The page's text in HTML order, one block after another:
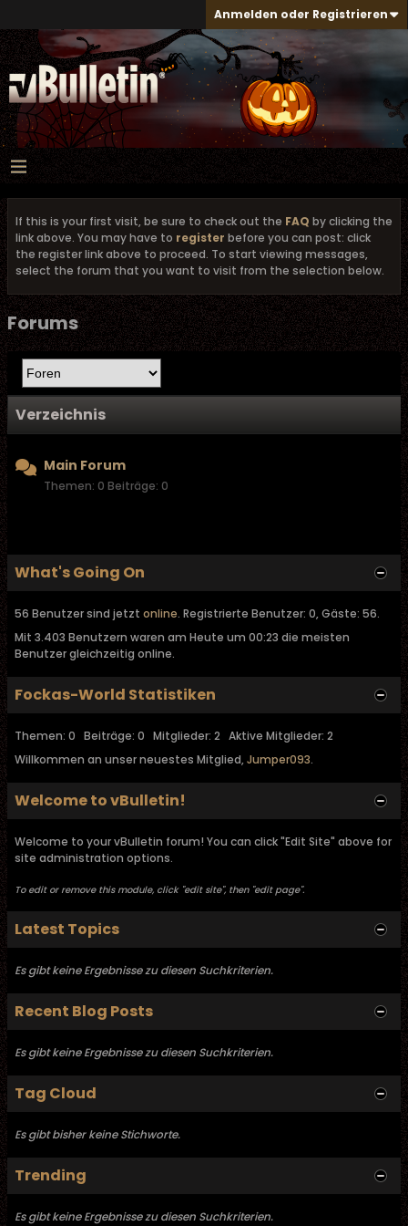
Anmelden oder Registrieren
If this is your first visit, be sure to check out the FAQ by clicking the
link above. You may have to register before you can post: click
the register link above to proceed. To start viewing messages,
select the forum that you want to visit from the selection below.
Forums
Verzeichnis
Main Forum
Themen: 0 Beiträge: 0
What's Going On
56 Benutzer sind jetzt online. Registrierte Benutzer: 0, Gäste: 56.
Mit 3.403 Benutzern waren am Heute um 00:23 die meisten
Benutzer gleichzeitig online.
Fockas-World Statistiken
Themen: 0 Beiträge: 0 Mitglieder: 2 Aktive Mitglieder: 2
Willkommen an unser neuestes Mitglied,Jumper093.
Welcome to vBulletin!
Welcome to your vBulletin forum! You can click "Edit Site" above for
site administration options.
To edit or remove this module, click "edit site", then "edit page".
Latest Topics
Es gibt keine Ergebnisse zu diesen Suchkriterien.
Recent Blog Posts
Es gibt keine Ergebnisse zu diesen Suchkriterien.
Tag Cloud
Es gibt bisher keine Stichworte.
Trending
Es gibt keine Ergebnisse zu diesen Suchkriterien.